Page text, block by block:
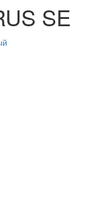
SE